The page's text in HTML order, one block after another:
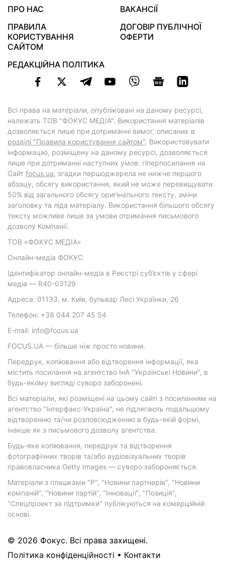
ПРО НАС
ВАКАНСІЇ
ПРАВИЛА
КОРИСТУВАННЯ
САЙТОМ
ДОГОВІР ПУБЛІЧНОЇ
ОФЕРТИ
РЕДАКЦІЙНА ПОЛІТИКА
Всі права на матеріали, опубліковані на даному ресурсі,
належать ТОВ "ФОКУС МЕДІА". Використання матеріалів
дозволяється лише при дотриманні вимог, описаних в
розділі "Правила користування сайтом". Використовувати
інформацію, розміщену на даному ресурсі, дозволяється
лише при дотриманні наступних умов: гіперпосилання на
Cайт focus.ua, згадки першоджерела не нижче першого
абзацу, обсягу використання, який не може перевищувати
50% від загального обсягу оригінального тексту, зміни
заголовку та ліда матеріалу. Використання більшого обсягу
тексту можливе лише за умови отримання письмового
дозволу Компанії.
ТОВ «ФОКУС МЕДІА»
Онлайн-медіа ФОКУС
Ідентифікатор онлайн-медіа в Реєстрі суб’єктів у сфері
медіа — R40-03129
Адреса: 01133, м. Київ, бульвар Лесі Українки, 26
Телефон: +38 044 207 45 54
E-mail: info@focus.ua
FOCUS.UA — більше ніж просто новини.
Передрук, копіювання або відтворення інформації, яка
містить посилання на агентство ІнА "Українські Новини", в
будь-якому вигляді суворо заборонені.
Всі матеріали, які розміщені на цьому сайті з посиланням на
агентство "Інтерфакс-Україна", не підлягають подальшому
відтворенню та/чи розповсюдженню в будь-якій формі,
інакше як з письмового дозволу агентства.
Будь-яке копіювання, передрук та відтворення
фотографічних творів та/або аудіовізуальних творів
правовласника Getty Images — суворо забороняється.
Матеріали з плашками "Р", "Новини партнерів", "Новини
компаній", "Новини партій", "Інновації", "Позиція",
"Спецпроект за підтримки" публікуються на комерційній
основі.
© 2026 Фокус. Всі права захищені.
Політика конфіденційності • Контакти